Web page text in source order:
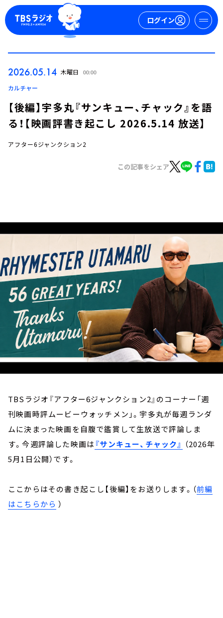
ログイン
YouTube
会社情報
2026.05.14 木曜日 00:00
カルチャー
【後編】宇多丸『サンキュー、チャック』を語
る！【映画評書き起こし 2026.5.14 放送】
アフター6ジャンクション2
この記事をシェア
TBSラジオ『アフター6ジャンクション2』のコーナー「週
刊映画時評ムービーウォッチメン」。宇多丸が毎週ランダ
ムに決まった映画を自腹で鑑賞して生放送で評論しま
す。今週評論した映画は 『サンキュー、チャック』 （2026年
5月1日公開）です。
ここからはその書き起こし【後編】をお送りします。（前編
はこちらから ）